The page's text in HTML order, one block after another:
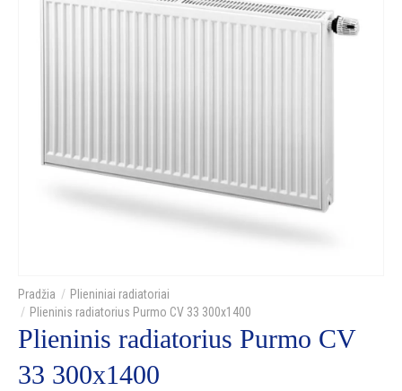
Plieniniai radiatoriai
Plieninis radiatorius Purmo CV 33 300x1400
Plieninis radiatorius Purmo CV
33 300x1400